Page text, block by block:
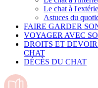
Le chat à
Astuces du
FAIRE GARDER
VOYAGER AVEC
DROITS ET
CHAT
DÉCÈS DU CHAT